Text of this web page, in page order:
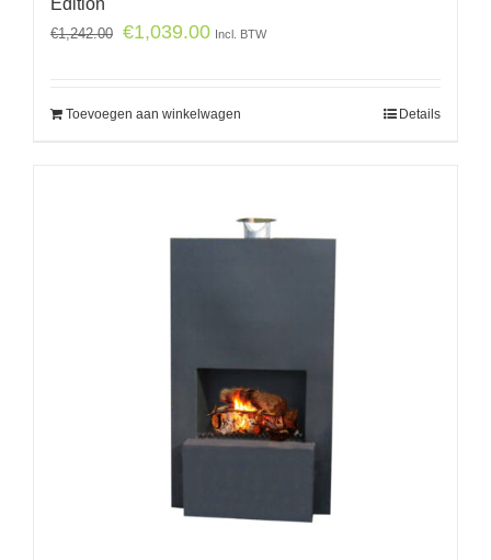
Edition
€1,242.00 €1,039.00 Incl. BTW
Toevoegen aan winkelwagen Details